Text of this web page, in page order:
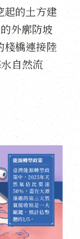
起的土方建
外廓防坡
棧橋連接陸
自然流